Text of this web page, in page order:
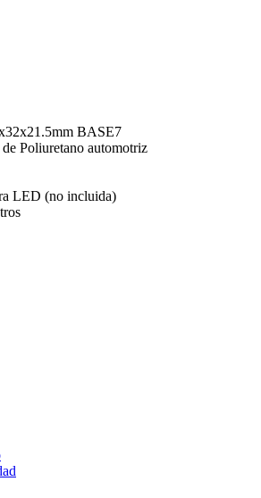
BASE7
Poliuretano automotriz
LED (no incluida)